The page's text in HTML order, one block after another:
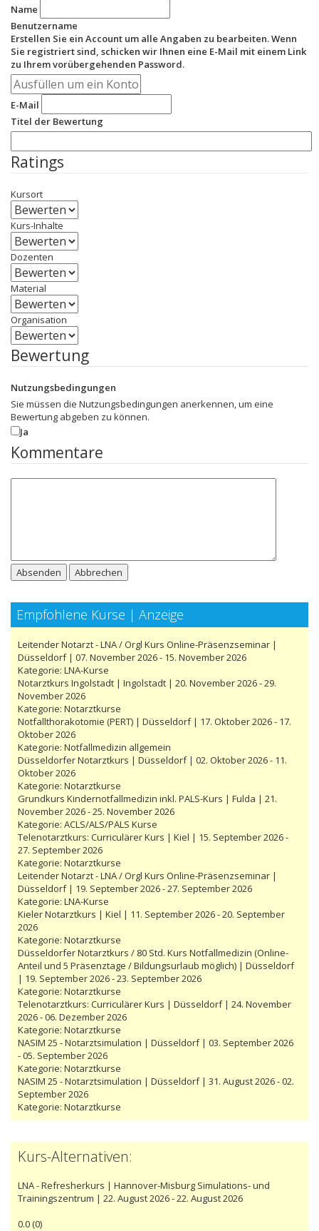
Name
Benutzername
Erstellen Sie ein Account um alle Angaben zu bearbeiten. Wenn
Sie registriert sind, schicken wir Ihnen eine E-Mail mit einem Link
zu Ihrem vorübergehenden Password.
E-Mail
Titel der Bewertung
Ratings
Kursort
Kurs-Inhalte
Dozenten
Material
Organisation
Bewertung
Nutzungsbedingungen
Sie müssen die Nutzungsbedingungen anerkennen, um eine
Bewertung abgeben zu können.
Ja
Kommentare
Absenden Abbrechen
Empfohlene Kurse | Anzeige
Leitender Notarzt - LNA / Orgl Kurs Online-Präsenzseminar |
Düsseldorf | 07. November 2026 - 15. November 2026
Kategorie: LNA-Kurse
Notarztkurs Ingolstadt | Ingolstadt | 20. November 2026 - 29.
November 2026
Kategorie: Notarztkurse
Notfallthorakotomie (PERT) | Düsseldorf | 17. Oktober 2026 - 17.
Oktober 2026
Kategorie: Notfallmedizin allgemein
Düsseldorfer Notarztkurs | Düsseldorf | 02. Oktober 2026 - 11.
Oktober 2026
Kategorie: Notarztkurse
Grundkurs Kindernotfallmedizin inkl. PALS-Kurs | Fulda | 21.
November 2026 - 25. November 2026
Kategorie: ACLS/ALS/PALS Kurse
Telenotarztkurs: Curriculärer Kurs | Kiel | 15. September 2026 -
27. September 2026
Kategorie: Notarztkurse
Leitender Notarzt - LNA / Orgl Kurs Online-Präsenzseminar |
Düsseldorf | 19. September 2026 - 27. September 2026
Kategorie: LNA-Kurse
Kieler Notarztkurs | Kiel | 11. September 2026 - 20. September
2026
Kategorie: Notarztkurse
Düsseldorfer Notarztkurs / 80 Std. Kurs Notfallmedizin (Online-
Anteil und 5 Präsenztage / Bildungsurlaub möglich) | Düsseldorf
| 19. September 2026 - 23. September 2026
Kategorie: Notarztkurse
Telenotarztkurs: Curriculärer Kurs | Düsseldorf | 24. November
2026 - 06. Dezember 2026
Kategorie: Notarztkurse
NASIM 25 - Notarztsimulation | Düsseldorf | 03. September 2026
- 05. September 2026
Kategorie: Notarztkurse
NASIM 25 - Notarztsimulation | Düsseldorf | 31. August 2026 - 02.
September 2026
Kategorie: Notarztkurse
Kurs-Alternativen:
LNA - Refresherkurs | Hannover-Misburg Simulations- und
Trainingszentrum | 22. August 2026 - 22. August 2026
0.0(0)